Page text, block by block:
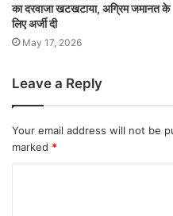
का दरवाजा खटखटाया, अग्रिम जमानत के
लिए अर्जी दी
May 17, 2026
Leave a Reply
Your email address will not be
marked *